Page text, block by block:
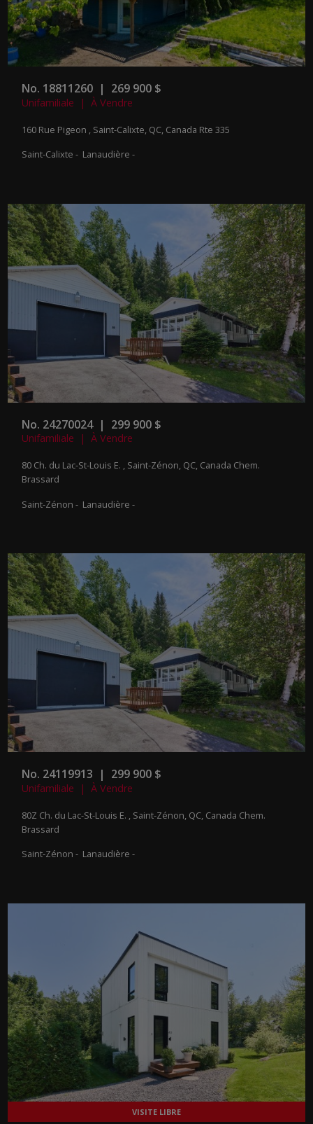
No. 18811260 | 269 900 $
Unifamiliale | À Vendre
160 Rue Pigeon , Saint-Calixte, QC, Canada Rte 335
Saint-Calixte - Lanaudière -
No. 24270024 | 299 900 $
Unifamiliale | À Vendre
80 Ch. du Lac-St-Louis E. , Saint-Zénon, QC, Canada Chem.
Brassard
Saint-Zénon - Lanaudière -
No. 24119913 | 299 900 $
Unifamiliale | À Vendre
80Z Ch. du Lac-St-Louis E. , Saint-Zénon, QC, Canada Chem.
Brassard
Saint-Zénon - Lanaudière -